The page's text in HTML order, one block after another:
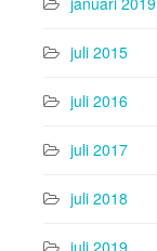
juli 2015
juli 2016
juli 2017
juli 2018
juli 2019